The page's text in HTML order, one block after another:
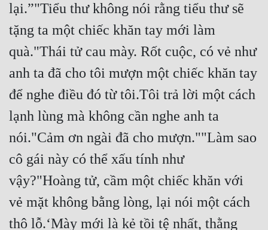
lại.”"Tiểu thư không nói rằng tiểu thư sẽ
tặng ta một chiếc khăn tay mới làm
quà."Thái tử cau mày. Rốt cuộc, có vẻ như
anh ta đã cho tôi mượn một chiếc khăn tay
để nghe điều đó từ tôi.Tôi trả lời một cách
lạnh lùng mà không cần nghe anh ta
nói."Cảm ơn ngài đã cho mượn.""Làm sao
cô gái này có thể xấu tính như
vậy?"Hoàng tử, cầm một chiếc khăn với
vẻ mặt không bằng lòng, lại nói một cách
thô lỗ.‘Mày mới là kẻ tồi tệ nhất, thằng